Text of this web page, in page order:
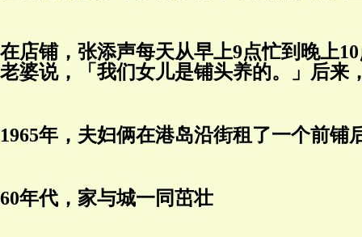
在店铺，张添声每天从早上9点忙到晚上
老婆说，「我们女儿是铺头养的。」后来
1965年，夫妇俩在港岛沿街租了一个前铺
60年代，家与城一同茁壮